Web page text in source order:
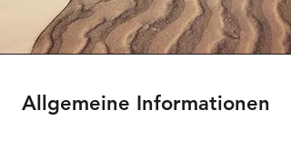
Allgemeine Informationen